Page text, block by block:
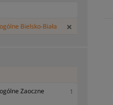
Bielsko-Biała
Zaoczne
1